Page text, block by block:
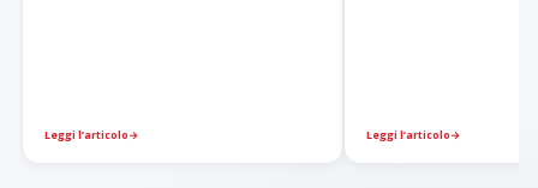
Leggi l’articolo→ Leggi l’articolo→